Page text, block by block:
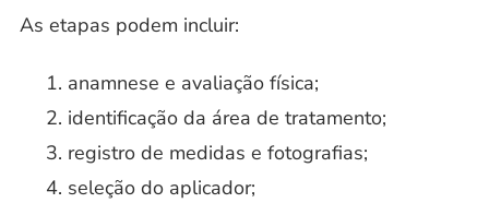
As etapas podem incluir:
anamnese e avaliação física;
identificação da área de tratamento;
registro de medidas e fotografias;
seleção do aplicador;